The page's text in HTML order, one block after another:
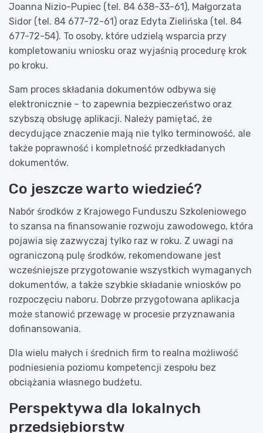
Joanna Nizio-Pupiec (tel. 84 638-33-61), Małgorzata
Sidor (tel. 84 677-72-61) oraz Edyta Zielińska (tel. 84
677-72-54). To osoby, które udzielą wsparcia przy
kompletowaniu wniosku oraz wyjaśnią procedurę krok
po kroku.
Sam proces składania dokumentów odbywa się
elektronicznie – to zapewnia bezpieczeństwo oraz
szybszą obsługę aplikacji. Należy pamiętać, że
decydujące znaczenie mają nie tylko terminowość, ale
także poprawność i kompletność przedkładanych
dokumentów.
Co jeszcze warto wiedzieć?
Nabór środków z Krajowego Funduszu Szkoleniowego
to szansa na finansowanie rozwoju zawodowego, która
pojawia się zazwyczaj tylko raz w roku. Z uwagi na
ograniczoną pulę środków, rekomendowane jest
wcześniejsze przygotowanie wszystkich wymaganych
dokumentów, a także szybkie składanie wniosków po
rozpoczęciu naboru. Dobrze przygotowana aplikacja
może stanowić przewagę w procesie przyznawania
dofinansowania.
Dla wielu małych i średnich firm to realna możliwość
podniesienia poziomu kompetencji zespołu bez
obciążania własnego budżetu.
Perspektywa dla lokalnych
przedsiębiorstw